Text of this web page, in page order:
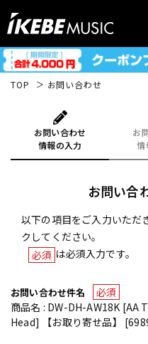
TOP お問い合わせ
お問い合わせ
情報の入力
お
情
お問い合
以下の項目をご入力いただ
クしてください。
必須 は必須入力です。
お問い合わせ件名
必須
商品名 : DW-DH-AW18K
Head] 【お取り寄せ品】